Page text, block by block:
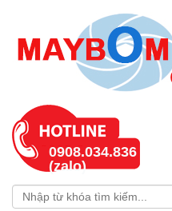
0908.034.836
(zalo)